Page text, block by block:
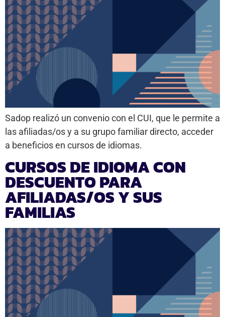
Sadop realizó un convenio con el CUI, que le permite a
las afiliadas/os y a su grupo familiar directo, acceder
a beneficios en cursos de idiomas.
CURSOS DE IDIOMA CON
DESCUENTO PARA
AFILIADAS/OS Y SUS
FAMILIAS